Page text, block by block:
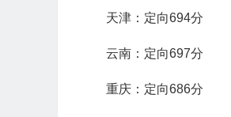
天津：定向694分
云南：定向697分
重庆：定向686分